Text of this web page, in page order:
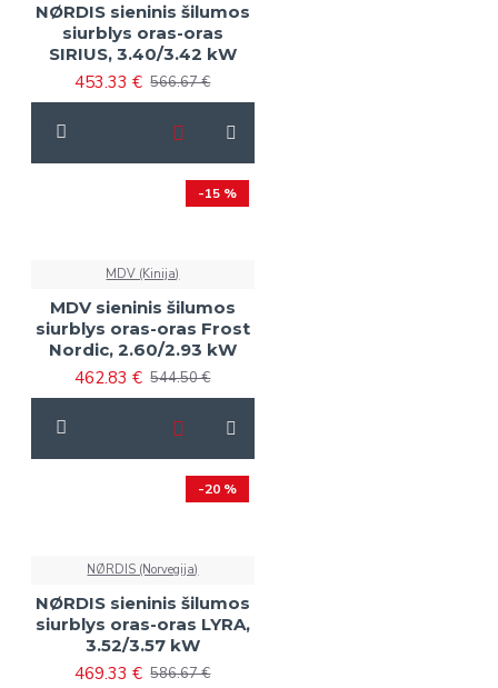
NØRDIS sieninis šilumos
siurblys oras-oras
SIRIUS, 3.40/3.42 kW
453.33 € 566.67 €
-15 %
MDV (Kinija)
MDV sieninis šilumos
siurblys oras-oras Frost
Nordic, 2.60/2.93 kW
462.83 € 544.50 €
-20 %
NØRDIS (Norvegija)
NØRDIS sieninis šilumos
siurblys oras-oras LYRA,
3.52/3.57 kW
469.33 € 586.67 €